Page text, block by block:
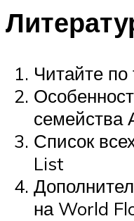
Читайте
семейства
Список
List
на World